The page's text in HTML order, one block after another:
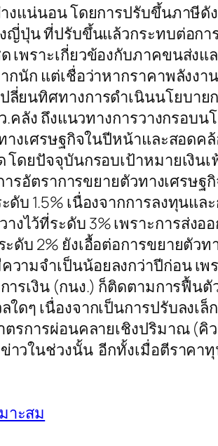
แน่นอน โดยการปรับขึ้นภาษีดั
ญี่ปุ่น ที่ปรับขึ้นแล้วกระทบต่อก
เพราะเกี่ยวข้องกับภาคขนส่ง
นัก แต่เชื่อว่าหากราคาพลังงา
ยนทิศทางการดำเนินนโยบาย
ง ถึงแนวทางการวางกรอบน
งเศรษฐกิจในปีหน้าและสอดค
ดยปัจจุบันกรอบเป้าหมายเงิน
อัตราการขยายตัวทางเศรษฐ
1.5% เนื่องจากการลงทุนแล
ว้ที่ระดับ 3% เพราะการส่งอ
2% ยังเอื้อต่อการขยายตัวท
ามจำเป็นน้อยลงกว่าปีก่อน เพ
เงิน (กนง.) ก็ติดตามการฟื้นตั
ดๆ เนื่องจากเป็นการปรับลงเ
รการผ่อนคลายเชิงปริมาณ (คิ
วในช่วงนั้น อีกทั้งเมื่อตีราคา
าะสม